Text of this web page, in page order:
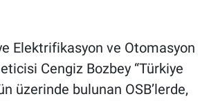
Elektrifikasyon ve Otomasyon
Cengiz Bozbey “Türkiye
üzerinde bulunan OSB’lerde,